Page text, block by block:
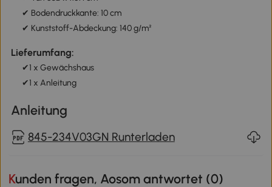
✔ Bodendruckkante: 10 cm
✔ Kunststoff-Abdeckung: 140 g/m²
Lieferumfang:
✔1 x Gewächshaus
✔1 x Anleitung
Anleitung
845-234V03GN Runterladen
Kunden fragen, Aosom antwortet (0)